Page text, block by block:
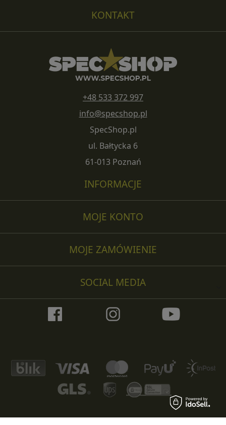
MOJE ZAMÓWIENIE
MOJE KONTO
KONTAKT
+48 533 372 997
info@specshop.pl
SpecShop.pl
ul. Bałtycka 6
61-013 Poznań
INFORMACJE
SOCIAL MEDIA